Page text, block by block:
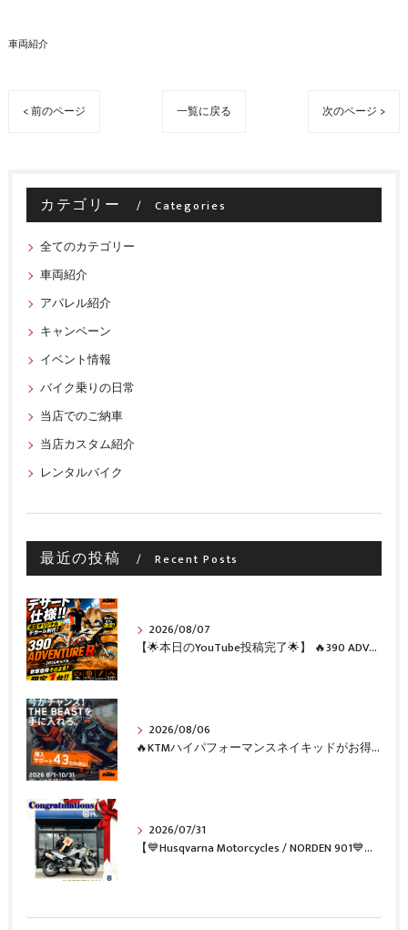
車両紹介
< 前のページ 一覧に戻る 次のページ >
カテゴリー Categories
全てのカテゴリー
車両紹介
アパレル紹介
キャンペーン
イベント情報
バイク乗りの日常
当店でのご納車
当店カスタム紹介
レンタルバイク
最近の投稿 Recent Posts
2026/08/07
【🌟本日のYouTube投稿完了🌟】 🔥390 ADVENTURE R × KTM山形 オリジナルデカール仕様誕生🔥
2026/08/06
🔥KTMハイパフォーマンスネイキッドがお得に手に入るチャンス🔥
2026/07/31
【💙Husqvarna Motorcycles / NORDEN 901💙】 ご納車おめでとうございます🎉✨